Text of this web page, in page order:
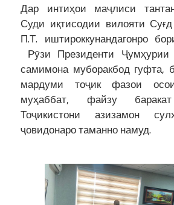
Дар интиҳои маҷлиси
Суди иқтисодии вилояти
П.Т. иштироккунандагонро
Рӯзи Президенти Ҷумҳурии
самимона муборакбод гуфта,
мардуми тоҷик фазои
муҳаббат, файзу
Тоҷикистони азизамон
ҷовидонаро таманно намуд.